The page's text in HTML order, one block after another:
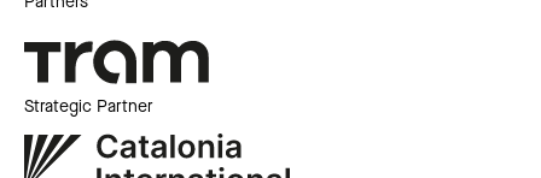
Strategic Partner